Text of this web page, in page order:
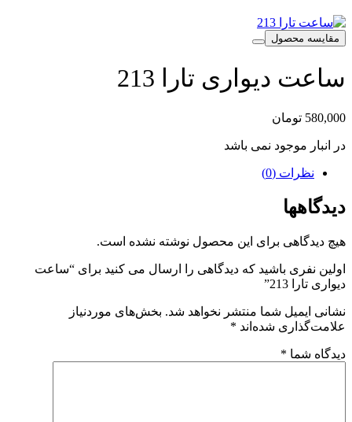
مقایسه محصول
ساعت دیواری تارا 213
580,000 تومان
در انبار موجود نمی باشد
نظرات (0)
دیدگاهها
هیچ دیدگاهی برای این محصول نوشته نشده است.
اولین نفری باشید که دیدگاهی را ارسال می کنید برای “ساعت
دیواری تارا 213”
نشانی ایمیل شما منتشر نخواهد شد. بخش‌های موردنیاز
علامت‌گذاری شده‌اند *
دیدگاه شما *